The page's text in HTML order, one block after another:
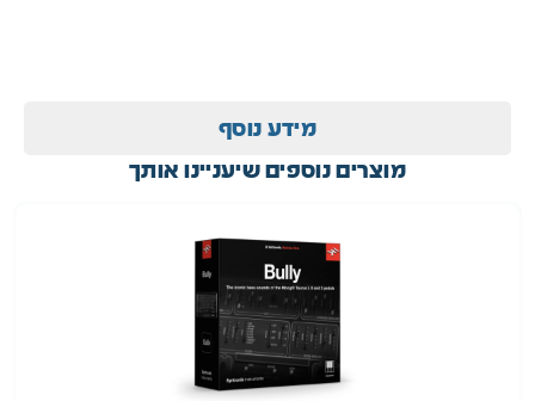
מידע נוסף
מוצרים נוספים שיעניינו אותך